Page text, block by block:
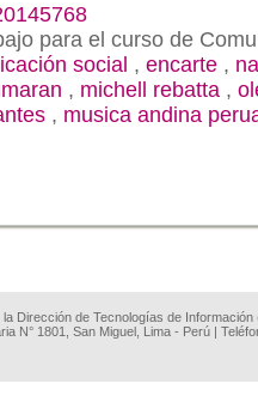
para el curso de
social , encarte ,
, michell rebatta ,
, musica andina
Dirección de Tecnologías de
N° 1801, San Miguel, Lima - Perú |